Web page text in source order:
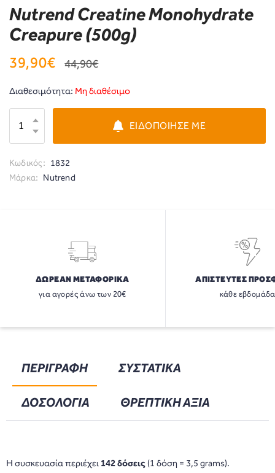
Nutrend Creatine Monohydrate
Creapure (500g)
39,90€ 44,90€
Διαθεσιμότητα: Μη διαθέσιμο
ΕΙΔΟΠΟΙΗΣΕ ΜΕ
Κωδικός: 1832
Μάρκα: Nutrend
ΔΩΡΕΑΝ ΜΕΤΑΦΟΡΙΚΑ
για αγορές άνω των 20€
ΑΠΙΣΤΕΥΤΕΣ
κάθε εβδομάδα
ΠΕΡΙΓΡΑΦΗ
ΣΥΣΤΑΤΙΚΑ
ΔΟΣΟΛΟΓΙΑ
ΘΡΕΠΤΙΚΗ ΑΞΙΑ
Η συσκευασία περιέχει142 δόσεις(1 δόση = 3,5 grams).